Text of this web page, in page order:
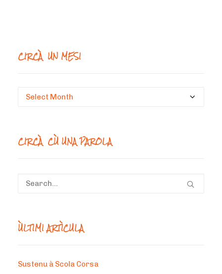
CIRCÀ UN MESI
Circà
CIRCÀ CÙ UNA PAROLA
ÙLTIMI ARTÌCULA
Sustenu à Scola Corsa